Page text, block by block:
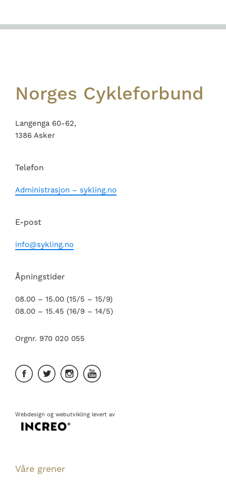
Footer
Norges Cykleforbund
Langenga 60-62,
1386 Asker
Telefon
Administrasjon – sykling.no
E-post
info@sykling.no
Åpningstider
08.00 – 15.00 (15/5 – 15/9)
08.00 – 15.45 (16/9 – 14/5)
Orgnr. 970 020 055
Webdesign og webutvikling levert av
Våre grener